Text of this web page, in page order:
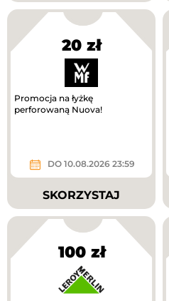
20 zł
Promocja na łyżkę
perforowaną Nuova!
DO 10.08.2026 23:59
SKORZYSTAJ
100 zł